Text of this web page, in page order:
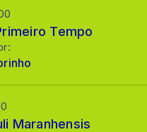
Tempo
Maranhensis